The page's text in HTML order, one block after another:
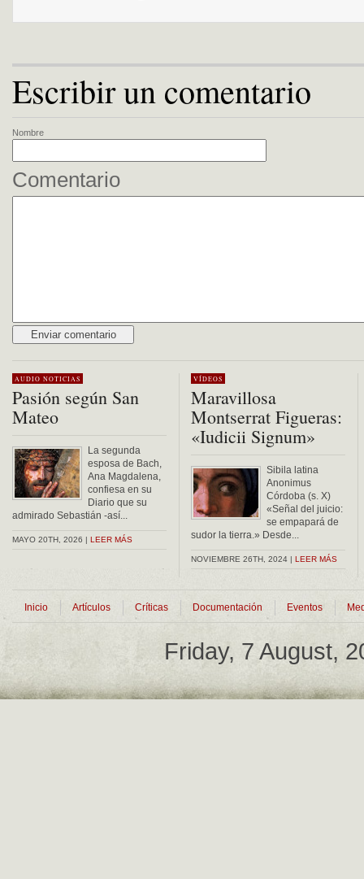
Escribir un comentario
Nombre
Comentario
AUDIO NOTICIAS
Pasión según San
Mateo
La segunda
esposa de Bach,
Ana Magdalena,
confiesa en su
Diario que su
admirado Sebastián -así...
MAYO 20TH, 2026 | LEER MÁS
VÍDEOS
Maravillosa
Montserrat Figueras:
«Iudicii Signum»
Sibila latina
Anonimus
Córdoba (s. X)
«Señal del juicio:
se empapará de
sudor la tierra.» Desde...
NOVIEMBRE 26TH, 2024 | LEER MÁS
Inicio Artículos Críticas Documentación Eventos
Friday, 7 August,